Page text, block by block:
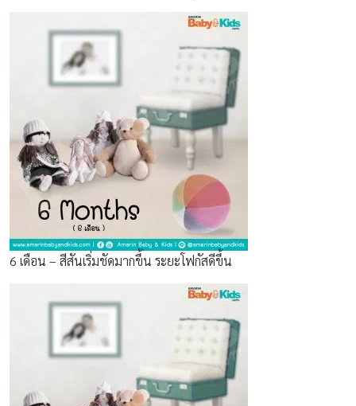
6 เดือน – สีสันเริ่มชัดมากขึ้น ระยะโฟกัสดีขึ้น